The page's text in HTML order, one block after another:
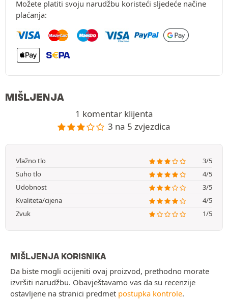
Možete platiti svoju narudžbu koristeći sljedeće načine
plaćanja:
MIŠLJENJA
1 komentar klijenta
3 na 5 zvjezdica
Vlažno tlo
3/5
Suho tlo
4/5
Udobnost
3/5
Kvaliteta/cijena
4/5
Zvuk
1/5
MIŠLJENJA KORISNIKA
Da biste mogli ocijeniti ovaj proizvod, prethodno morate
izvršiti narudžbu. Obavještavamo vas da su recenzije
ostavljene na stranici predmet postupka kontrole.